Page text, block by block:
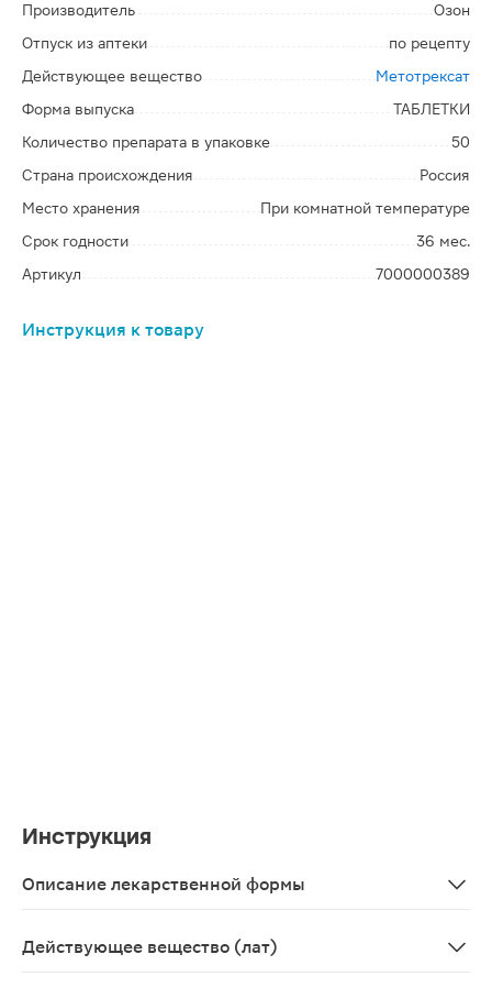
Производитель
Озон
Отпуск из аптеки
по рецепту
Действующее вещество
Метотрексат
Форма выпуска
ТАБЛЕТКИ
Количество препарата в упаковке
50
Страна происхождения
Россия
Место хранения
При комнатной температуре
Срок годности
36 мес.
Артикул
7000000389
Инструкция к товару
Инструкция
Описание лекарственной формы
Действующее вещество (лат)